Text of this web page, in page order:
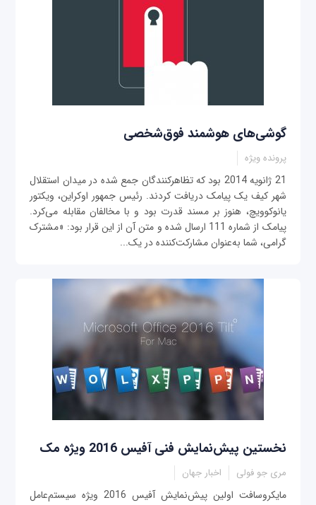
گوشی‌های هوشمند فوق‌شخصی
پرونده ویژه
21 ژانویه 2014 بود که تظاهرکنندگان جمع شده در میدان استقلال
شهر کیف یک پیامک دریافت کردند. رئیس جمهور اوکراین، ویکتور
یانوکوویچ، هنوز بر مسند قدرت بود و با مخالفان مقابله می‌کرد.
پیامک از شماره 111 ارسال شده و متن آن از این قرار بود: «مشترک
گرامی، شما به‌عنوان مشارکت‌کننده در یک...
نخستین پیش‌نمایش فنی آفیس 2016 ویژه مک
مری جو فولی اخبار جهان
مایکروسافت اولین پیش‌نمایش آفیس 2016 ویژه سیستم‌عامل